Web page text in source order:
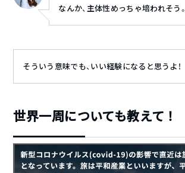
なんか、主体性めっちゃ培われそう。
そういう意味でも、いい経験になると思うよ！
世界一周についても教えて！